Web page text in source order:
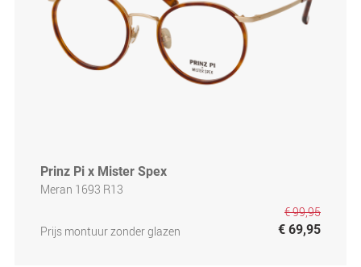
Prinz Pi x Mister Spex
Meran 1693 R13
Prijs montuur zonder glazen
€ 99,95
€ 69,95